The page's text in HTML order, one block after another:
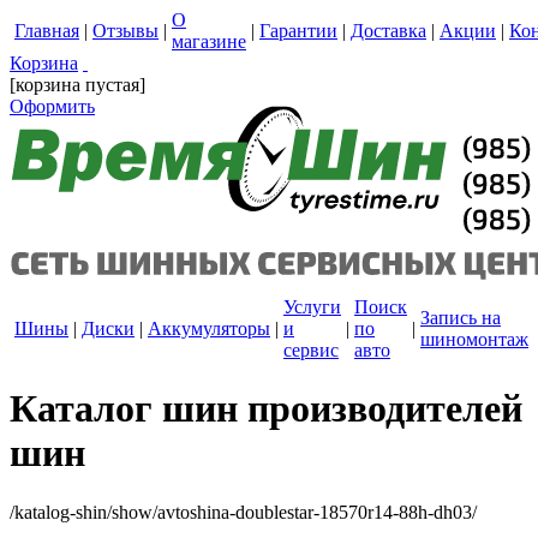
Главная | Отзывы |
О
магазине
| Гарантии | Доставка | Акции |
Корзина
[корзина пустая]
Оформить
Шины | Диски | Аккумуляторы |
Услуги
и
сервис
|
Поиск
по
авто
|
Запись на
шиномонтаж
Каталог шин производителей
шин
/katalog-shin/show/avtoshina-doublestar-18570r14-88h-dh03/